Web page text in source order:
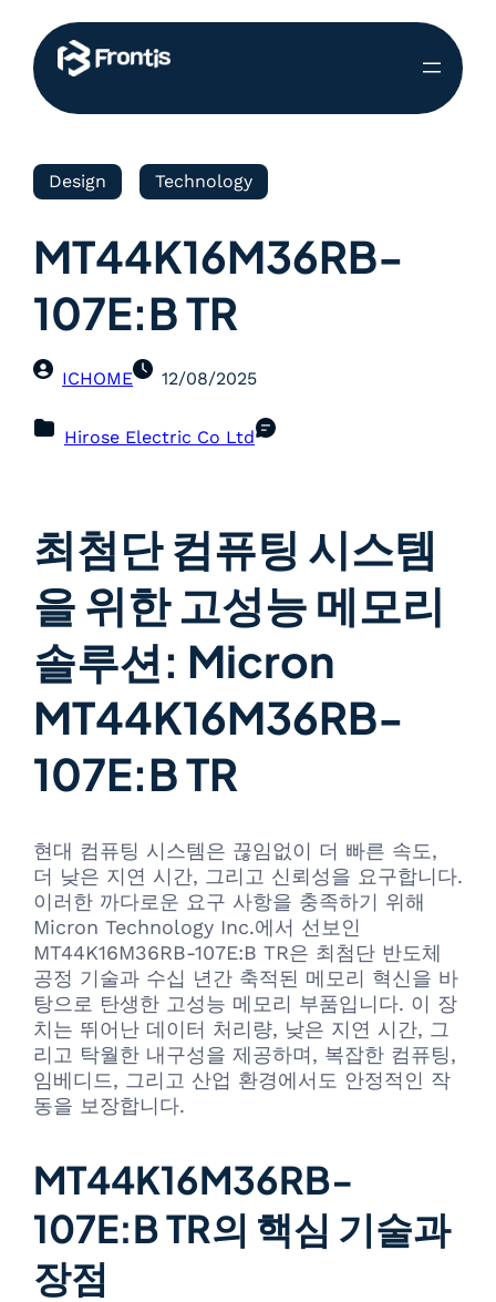
Design Technology
MT44K16M36RB-
107E:B TR
ICHOME 12/08/2025
Hirose Electric Co Ltd
최첨단 컴퓨팅 시스템
을 위한 고성능 메모리
솔루션: Micron
MT44K16M36RB-
107E:B TR
현대 컴퓨팅 시스템은 끊임없이 더 빠른 속도,
더 낮은 지연 시간, 그리고 신뢰성을 요구합니다.
이러한 까다로운 요구 사항을 충족하기 위해
Micron Technology Inc.에서 선보인
MT44K16M36RB-107E:B TR은 최첨단 반도체
공정 기술과 수십 년간 축적된 메모리 혁신을 바
탕으로 탄생한 고성능 메모리 부품입니다. 이 장
치는 뛰어난 데이터 처리량, 낮은 지연 시간, 그
리고 탁월한 내구성을 제공하며, 복잡한 컴퓨팅,
임베디드, 그리고 산업 환경에서도 안정적인 작
동을 보장합니다.
MT44K16M36RB-
107E:B TR의 핵심 기술과
장점